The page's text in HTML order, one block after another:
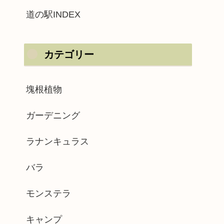
道の駅INDEX
カテゴリー
塊根植物
ガーデニング
ラナンキュラス
バラ
モンステラ
キャンプ